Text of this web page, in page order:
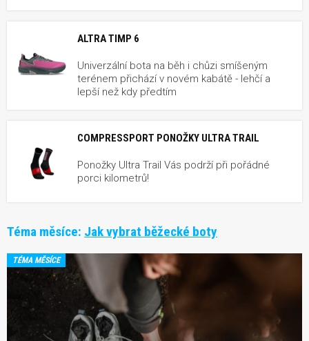
ALTRA TIMP 6
Univerzální bota na běh i chůzi smíšeným
terénem přichází v novém kabátě - lehčí a
lepší než kdy předtím
COMPRESSPORT PONOŽKY ULTRA TRAIL
Ponožky Ultra Trail Vás podrží při pořádné
porci kilometrů!
Téma měsíce: Jak vybrat běžecké boty
TÉMA MĚSÍCE